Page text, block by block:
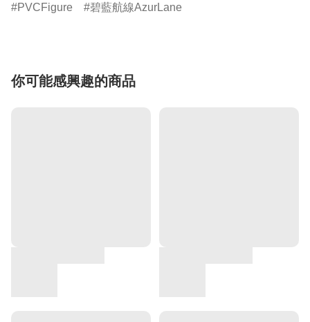
PVCFigure 碧藍航線AzurLane
你可能感興趣的商品